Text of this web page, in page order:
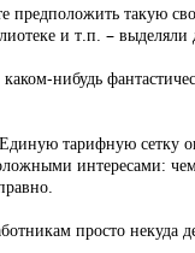
предположить такую
и т.п. – выделяли
нибудь
тарифную сетку
интересами:
просто